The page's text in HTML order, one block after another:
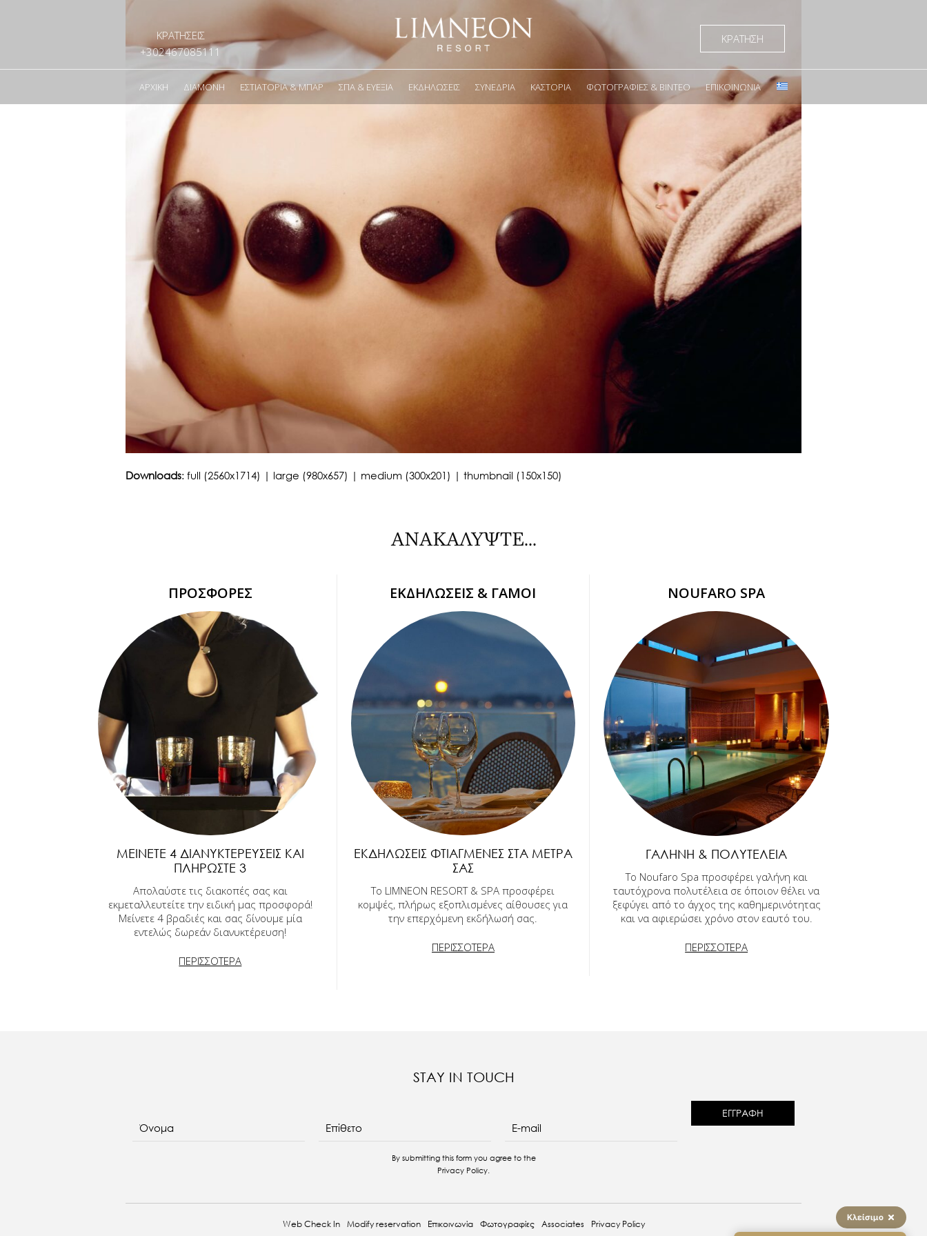
ΚΡΑΤΗΣΕΙΣ
+302467085111
ΚΡΑΤΗΣΗ
ΑΡΧΙΚΉ ΔΙΑΜΟΝΉ ΕΣΤΙΑΤΌΡΙΑ & ΜΠΑΡ ΣΠΑ & ΕΥΕΞΊΑ ΕΚΔΗΛΏΣΕΙΣ ΣΥΝΈΔΡΙΑ ΚΑΣΤΟΡΙΆ ΦΩΤΟΓΡΑΦΊΕΣ & ΒΊΝΤΕΟ ΕΠΙΚΟΙΝΩΝΊΑ
Downloads: full (2560x1714) | large (980x657) | medium (300x201) | thumbnail (150x150)
ΑΝΑΚΑΛΥΨΤΕ...
ΠΡΟΣΦΟΡΕΣ
ΜΕΊΝΕΤΕ 4 ΔΙΑΝΥΚΤΕΡΕΎΣΕΙΣ ΚΑΙ
ΠΛΗΡΏΣΤΕ 3
Απολαύστε τις διακοπές σας και
εκμεταλλευτείτε την ειδική μας προσφορά!
Μείνετε 4 βραδιές και σας δίνουμε μία
εντελώς δωρεάν διανυκτέρευση!
ΠΕΡΙΣΣΟΤΕΡΑ
ΕΚΔΗΛΩΣΕΙΣ & ΓΑΜΟΙ
ΕΚΔΗΛΏΣΕΙΣ ΦΤΙΑΓΜΈΝΕΣ ΣΤΑ ΜΈΤΡΑ
ΣΑΣ
Το LIMNEON RESORT & SPA προσφέρει
κομψές, πλήρως εξοπλισμένες αίθουσες για
την επερχόμενη εκδήλωσή σας.
ΠΕΡΙΣΣΟΤΕΡΑ
NOUFARO SPA
ΓΑΛΉΝΗ & ΠΟΛΥΤΈΛΕΙΑ
Το Noufaro Spa προσφέρει γαλήνη και
ταυτόχρονα πολυτέλεια σε όποιον θέλει να
ξεφύγει από το άγχος της καθημερινότητας
και να αφιερώσει χρόνο στον εαυτό του.
ΠΕΡΙΣΣΟΤΕΡΑ
STAY IN TOUCH
By submitting this form you agree to the
Privacy Policy.
Web Check In Modify reservation Επικοινωνία Φωτογραφίες Associates Privacy Policy
Κλείσιμο